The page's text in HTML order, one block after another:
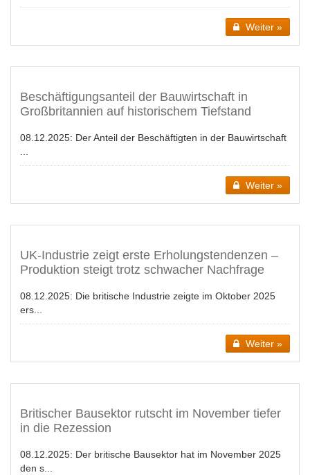
Weiter »
Beschäftigungsanteil der Bauwirtschaft in
Großbritannien auf historischem Tiefstand
08.12.2025: Der Anteil der Beschäftigten in der Bauwirtschaft
...
Weiter »
UK-Industrie zeigt erste Erholungstendenzen –
Produktion steigt trotz schwacher Nachfrage
08.12.2025: Die britische Industrie zeigte im Oktober 2025
ers...
Weiter »
Britischer Bausektor rutscht im November tiefer
in die Rezession
08.12.2025: Der britische Bausektor hat im November 2025
den s...